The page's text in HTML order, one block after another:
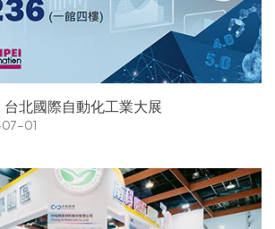
北國際自動化工業大展
01